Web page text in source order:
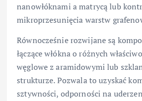
nanowłóknami a matrycą lub
mikroprzesunięcia warstw
Równocześnie rozwijane są
łączące włókna o różnych
węglowe z aramidowymi lub
strukturze. Pozwala to uzyskać
sztywności, odporności na